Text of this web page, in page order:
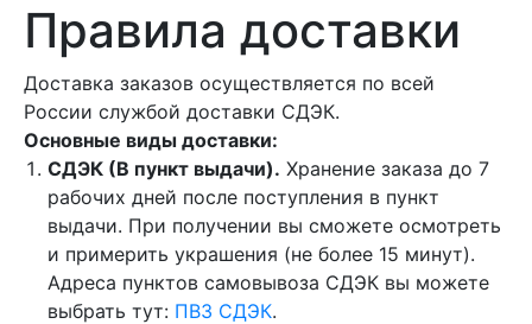
Правила доставки
Доставка заказов осуществляется по всей
России службой доставки СДЭК.
Основные виды доставки:
СДЭК (В пункт выдачи). Хранение заказа до 7
рабочих дней после поступления в пункт
выдачи. При получении вы сможете осмотреть
и примерить украшения (не более 15 минут).
Адреса пунктов самовывоза СДЭК вы можете
выбрать тут: ПВЗ СДЭК.